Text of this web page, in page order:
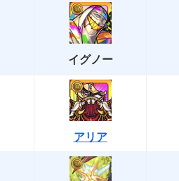
イグノー
アリア